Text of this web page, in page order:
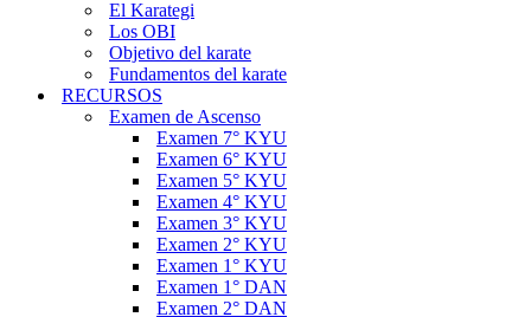
El Karategi
Los OBI
Objetivo del karate
Fundamentos del karate
RECURSOS
Examen de Ascenso
Examen 7° KYU
Examen 6° KYU
Examen 5° KYU
Examen 4° KYU
Examen 3° KYU
Examen 2° KYU
Examen 1° KYU
Examen 1° DAN
Examen 2° DAN